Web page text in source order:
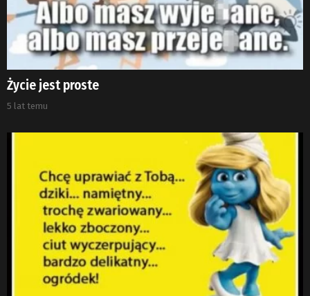
Życie jest proste
5 lat temu